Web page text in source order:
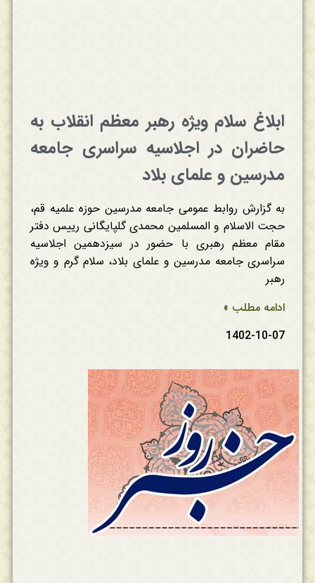
ابلاغ سلام ویژه رهبر معظم انقلاب به
حاضران در اجلاسیه سراسری جامعه
مدرسین و علمای بلاد
به گزارش روابط عمومی جامعه مدرسین حوزه علمیه قم،
حجت الاسلام و المسلمین محمدی گلپایگانی رییس دفتر
مقام معظم رهبری با حضور در سیزدهمین اجلاسیه
سراسری جامعه مدرسین و علمای بلاد، سلام گرم و ویژه
رهبر
ادامه مطلب »
1402-10-07